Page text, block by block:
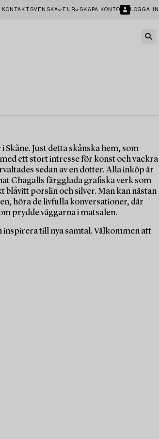
KONTAKT SVENSKA EUR SKAPA KONTO LOGGA IN
Skåne. Just detta skånska hem, som
ett stort intresse för konst och vackra
sedan av en dotter. Alla inköp är
Chagalls färgglada grafiska verk som
blåvitt porslin och silver. Man kan nästan
höra de livfulla konversationer, där
prydde väggarna i matsalen.
inspirera till nya samtal. Välkommen att